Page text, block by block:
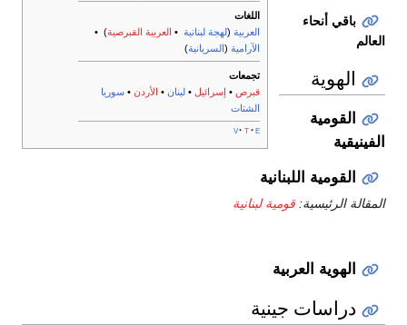
اللغات
العربية(لهجة لبنانية• العربية القبرصية) •
الآرامية(السريانية)
تجمعات
قبرص • إسرائيل • لبنان• الأردن• سوريا
الشتات
v t e
باقي أنحاء
العالم
الهوية
القومية
الفينيقية
القومية اللبنانية
المقالة الرئيسية: قومية لبنانية
الهوية العربية
دراسات جينية